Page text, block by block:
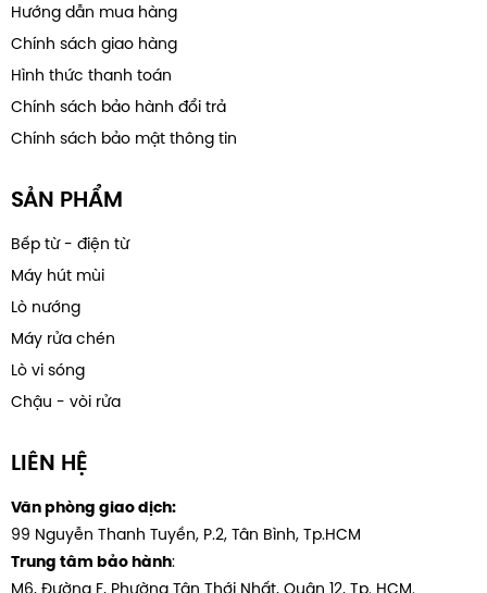
Hướng dẫn mua hàng
Chính sách giao hàng
Hình thức thanh toán
Chính sách bảo hành đổi trả
Chính sách bảo mật thông tin
SẢN PHẨM
Bếp từ - điện từ
Máy hút mùi
Lò nướng
Máy rửa chén
Lò vi sóng
Chậu - vòi rửa
LIÊN HỆ
Văn phòng giao dịch:
99 Nguyễn Thanh Tuyền, P.2, Tân Bình, Tp.HCM
Trung tâm bảo hành:
M6, Đường F, Phường Tân Thới Nhất, Quân 12, Tp. HCM.